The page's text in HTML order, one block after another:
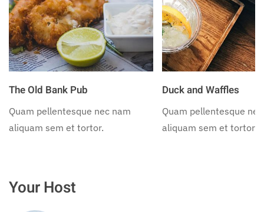
The Old Bank Pub
Quam pellentesque nec nam
aliquam sem et tortor.
Duck and Waffles
Quam pellentesque
aliquam sem et tortor.
Your Host